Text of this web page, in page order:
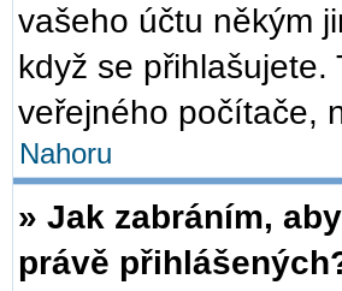
vašeho účtu někým
když se přihlašujete.
veřejného počítače,
Nahoru
» Jak zabráním,
právě